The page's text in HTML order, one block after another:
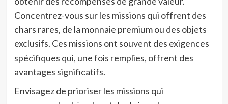
Concentrez-vous sur les missions qui offrent des
chars rares, de la monnaie premium ou des objets
exclusifs. Ces missions ont souvent des exigences
spécifiques qui, une fois remplies, offrent des
avantages significatifs.
Envisagez de prioriser les missions qui